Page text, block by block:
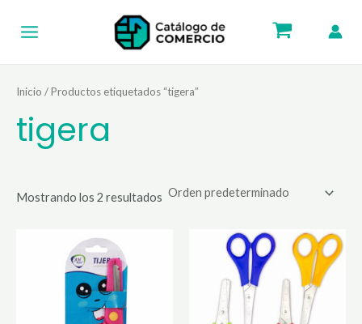
Menu
Inicio / Productos etiquetados “tigera”
tigera
Mostrando los 2 resultados